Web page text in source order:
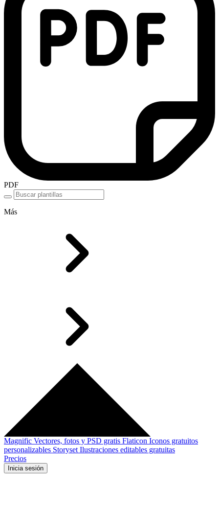
PDF
Más
Magnific Vectores, fotos y PSD gratis Flaticon Iconos gratuitos
personalizables Storyset Ilustraciones editables gratuitas
Precios
Inicia sesión